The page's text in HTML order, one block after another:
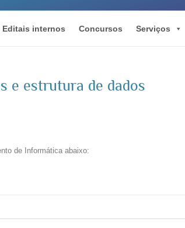
Editais internos Concursos Serviços
e estrutura de dados
de Informática abaixo: